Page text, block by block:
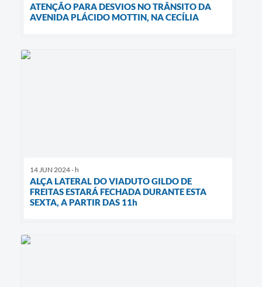
ATENÇÃO PARA DESVIOS NO TRÂNSITO DA
AVENIDA PLÁCIDO MOTTIN, NA CECÍLIA
14 JUN 2024 - h
ALÇA LATERAL DO VIADUTO GILDO DE
FREITAS ESTARÁ FECHADA DURANTE ESTA
SEXTA, A PARTIR DAS 11h